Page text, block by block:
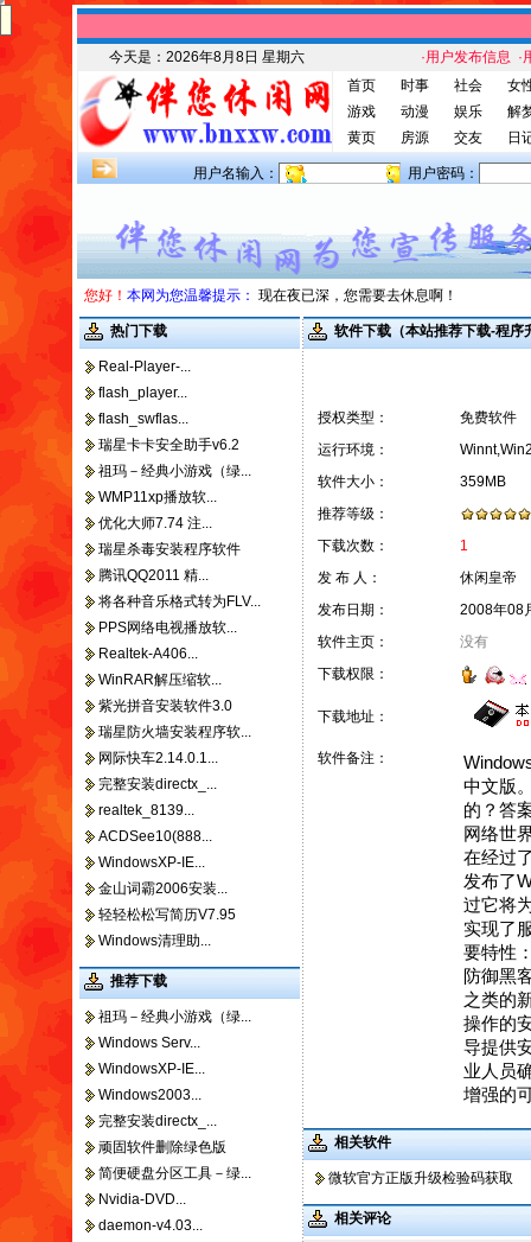
今天是： 2026年8月8日 星期六 ·用户发布信息 ·
首页
时事 社会
女
游戏
动漫 娱乐
解
黄页
房源 交友 日
用户名输入： 用户密码：
您好！ 本网为您温馨提示： 现在夜已深，您需要去休息啊！
热门下载
Real-Player-...
flash_player...
flash_swflas...
瑞星卡卡安全助手v6.2
祖玛－经典小游戏（绿...
WMP11xp播放软...
优化大师7.74 注...
瑞星杀毒安装程序软件
腾讯QQ2011 精...
将各种音乐格式转为FLV...
PPS网络电视播放软...
Realtek-A406...
WinRAR解压缩软...
紫光拼音安装软件3.0
瑞星防火墙安装程序软...
网际快车2.14.0.1...
完整安装directx_...
realtek_8139...
ACDSee10(888...
WindowsXP-IE...
金山词霸2006安装...
轻轻松松写简历V7.95
Windows清理助...
推荐下载
祖玛－经典小游戏（绿...
Windows Serv...
WindowsXP-IE...
Windows2003...
完整安装directx_...
顽固软件删除绿色版
简便硬盘分区工具－绿...
Nvidia-DVD...
daemon-v4.03...
软件下载（本站推荐下载-程序
授权类型：
免费软件
运行环境：
软件大小：
359MB
推荐等级：
下载次数：
1
发 布 人：
休闲皇帝
发布日期：
2008年08
软件主页：
没有
下载权限：
下载地址：
软件备注：
中文版
的？答
网络世
在经过
发布了
过它将
实现了
要特性
防御黑
之类的
操作的
导提供
业人员
增强的
相关软件
微软官方正版升级检验码获取
相关评论